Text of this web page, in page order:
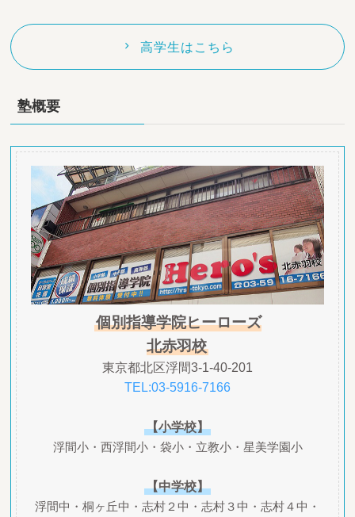
高学生はこちら
塾概要
個別指導学院ヒーローズ
北赤羽校
東京都北区浮間3-1-40-201
TEL:03-5916-7166
【小学校】
浮間小・西浮間小・袋小・立教小・星美学園小
【中学校】
浮間中・桐ヶ丘中・志村２中・志村３中・志村４中・